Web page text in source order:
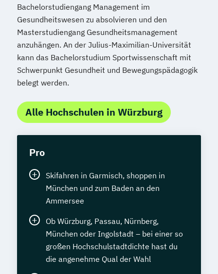
Bachelorstudiengang Management im
Gesundheitswesen zu absolvieren und den
Masterstudiengang Gesundheitsmanagement
anzuhängen. An der Julius-Maximilian-Universität
kann das Bachelorstudium Sportwissenschaft mit
Schwerpunkt Gesundheit und Bewegungspädagogik
belegt werden.
Alle Hochschulen in Würzburg
Pro
Skifahren in Garmisch, shoppen in
München und zum Baden an den
Ammersee
Ob Würzburg, Passau, Nürnberg,
München oder Ingolstadt – bei einer so
großen Hochschulstadtdichte hast du
die angenehme Qual der Wahl